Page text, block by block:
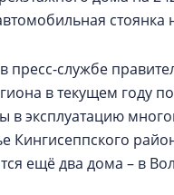
стоянка
пресс-службе
в текущем году
в эксплуатацию
Кингисеппского
ещё два дома – в